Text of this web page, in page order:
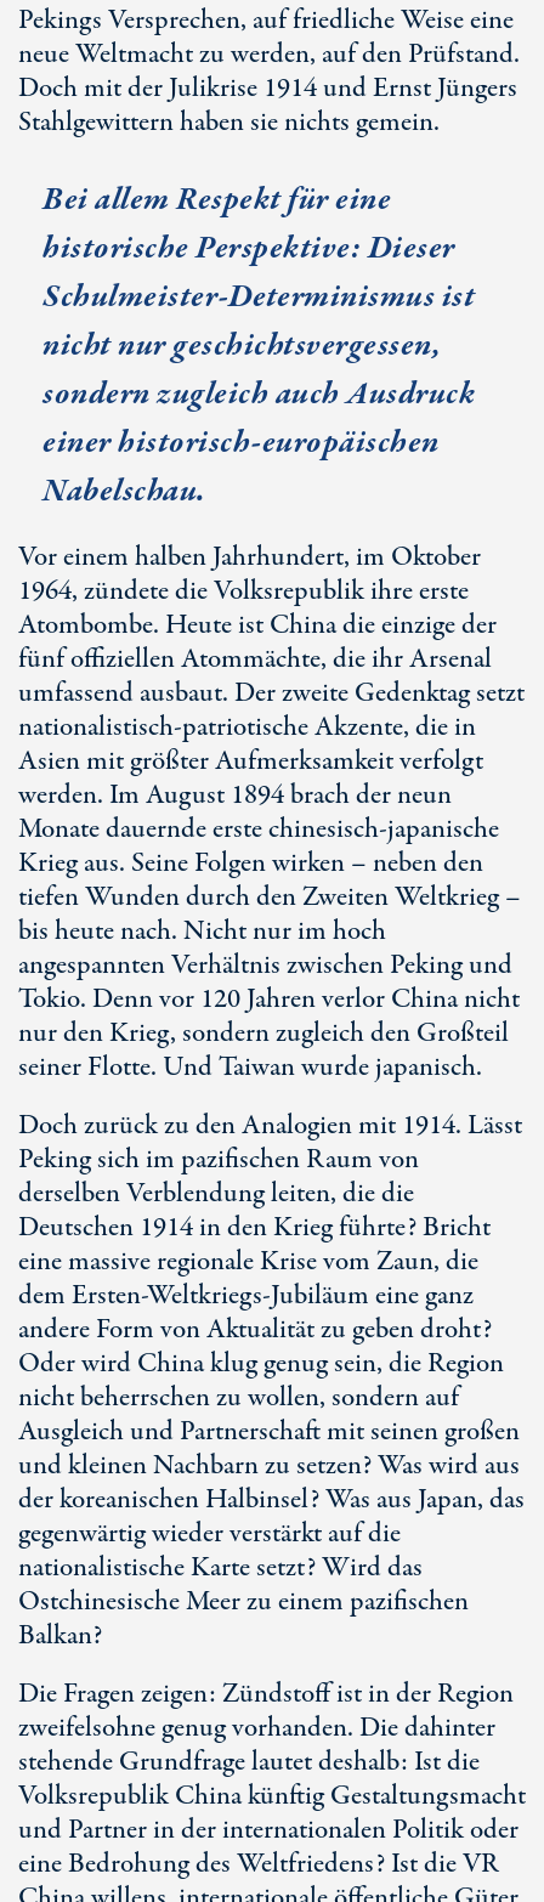
Pekings Versprechen, auf friedliche Weise eine
neue Weltmacht zu werden, auf den Prüfstand.
Doch mit der Julikrise 1914 und Ernst Jüngers
Stahlgewittern haben sie nichts gemein.
Bei allem Respekt für eine
historische Perspektive: Dieser
Schulmeister-Determinismus ist
nicht nur geschichtsvergessen,
sondern zugleich auch Ausdruck
einer historisch-europäischen
Nabelschau.
Vor einem halben Jahrhundert, im Oktober
1964, zündete die Volksrepublik ihre erste
Atombombe. Heute ist China die einzige der
fünf offiziellen Atommächte, die ihr Arsenal
umfassend ausbaut. Der zweite Gedenktag setzt
nationalistisch-patriotische Akzente, die in
Asien mit größter Aufmerksamkeit verfolgt
werden. Im August 1894 brach der neun
Monate dauernde erste chinesisch-japanische
Krieg aus. Seine Folgen wirken – neben den
tiefen Wunden durch den Zweiten Weltkrieg –
bis heute nach. Nicht nur im hoch
angespannten Verhältnis zwischen Peking und
Tokio. Denn vor 120 Jahren verlor China nicht
nur den Krieg, sondern zugleich den Großteil
seiner Flotte. Und Taiwan wurde japanisch.
Doch zurück zu den Analogien mit 1914. Lässt
Peking sich im pazifischen Raum von
derselben Verblendung leiten, die die
Deutschen 1914 in den Krieg führte? Bricht
eine massive regionale Krise vom Zaun, die
dem Ersten-Weltkriegs-Jubiläum eine ganz
andere Form von Aktualität zu geben droht?
Oder wird China klug genug sein, die Region
nicht beherrschen zu wollen, sondern auf
Ausgleich und Partnerschaft mit seinen großen
und kleinen Nachbarn zu setzen? Was wird aus
der koreanischen Halbinsel? Was aus Japan, das
gegenwärtig wieder verstärkt auf die
nationalistische Karte setzt? Wird das
Ostchinesische Meer zu einem pazifischen
Balkan?
Die Fragen zeigen: Zündstoff ist in der Region
zweifelsohne genug vorhanden. Die dahinter
stehende Grundfrage lautet deshalb: Ist die
Volksrepublik China künftig Gestaltungsmacht
und Partner in der internationalen Politik oder
eine Bedrohung des Weltfriedens? Ist die VR